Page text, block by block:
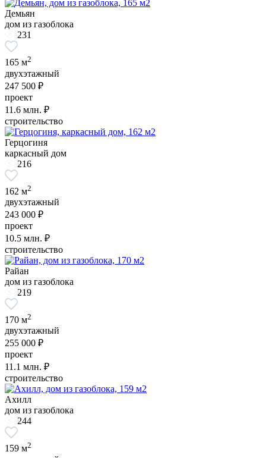
Демьян
дом из газоблока
231
165 м2
двухэтажный
247 500 ₽
проект
11.6 млн. ₽
строительство
Герцогиня
каркасный дом
216
162 м2
двухэтажный
243 000 ₽
проект
10.5 млн. ₽
строительство
Райан
дом из газоблока
219
170 м2
двухэтажный
255 000 ₽
проект
11.1 млн. ₽
строительство
Ахилл
дом из газоблока
244
159 м2